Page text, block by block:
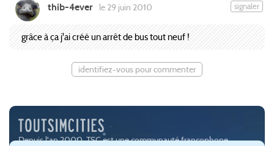
thib-4ever le 29 juin 2010 signaler
grâce à ça j'ai créé un arrêt de bus tout neuf !
identifiez-vous pour commenter
Depuis l'an 2000, TSC est une communauté francophone